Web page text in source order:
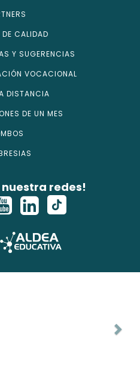
CALIDAD
Y SUGERENCIAS
VOCACIONAL
DISTANCIA
DE UN MES
nuestra redes!
- Todos los derechos
Instituto Nacional de la
1354274 y Expte. 2760614